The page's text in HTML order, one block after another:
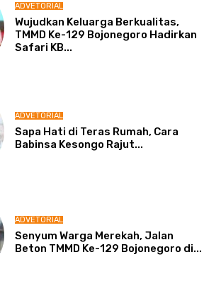
ADVETORIAL
Wujudkan Keluarga Berkualitas,
TMMD Ke-129 Bojonegoro Hadirkan
Safari KB...
ADVETORIAL
Sapa Hati di Teras Rumah, Cara
Babinsa Kesongo Rajut...
ADVETORIAL
Senyum Warga Merekah, Jalan
Beton TMMD Ke-129 Bojonegoro di...